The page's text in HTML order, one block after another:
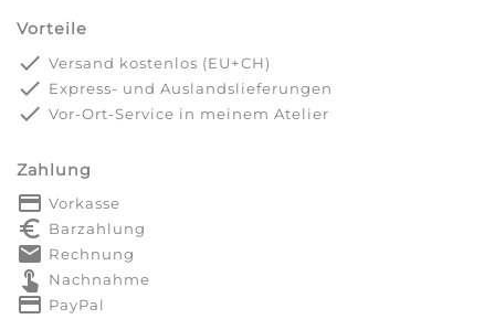
Vorteile
done Versand kostenlos (EU+CH)
done Express- und Auslandslieferungen
done Vor-Ort-Service in meinem Atelier
Zahlung
payment Vorkasse
euro_symbol Barzahlung
markunread Rechnung
touch_app Nachnahme
credit_card PayPal